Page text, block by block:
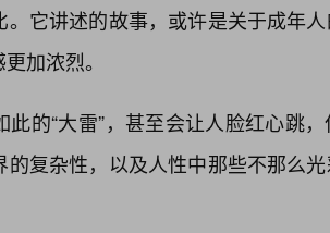
它讲述的故事，或许是关于成年
加浓烈。
的“大雷”，甚至会让人脸红心跳
复杂性，以及人性中那些不那么